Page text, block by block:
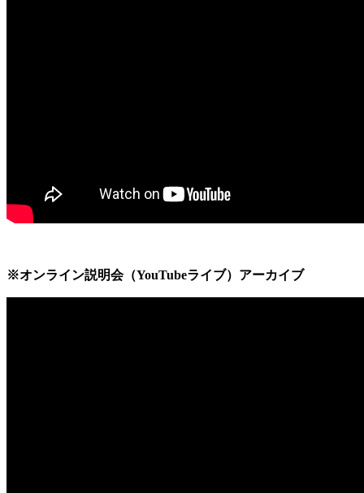
※オンライン説明会（YouTubeライブ）アーカイブ